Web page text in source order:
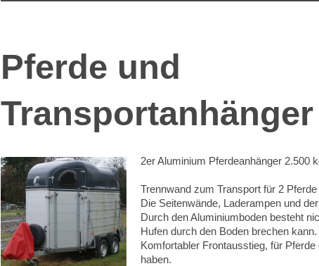
Pferde und
Transportanhänger
2er Aluminium Pferdeanhänger 2.500
Trennwand zum Transport für 2
Die Seitenwände, Laderampen und
Durch den Aluminiumboden besteht
Hufen durch den Boden brechen kann.
Komfortabler Frontausstieg, für
haben.